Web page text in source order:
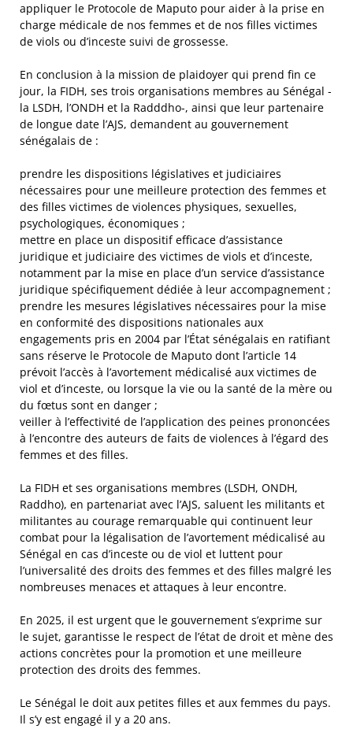
appliquer le Protocole de Maputo pour aider à la prise en
charge médicale de nos femmes et de nos filles victimes
de viols ou d’inceste suivi de grossesse.
En conclusion à la mission de plaidoyer qui prend fin ce
jour, la FIDH, ses trois organisations membres au Sénégal -
la LSDH, l’ONDH et la Radddho-, ainsi que leur partenaire
de longue date l’AJS, demandent au gouvernement
sénégalais de :
prendre les dispositions législatives et judiciaires
nécessaires pour une meilleure protection des femmes et
des filles victimes de violences physiques, sexuelles,
psychologiques, économiques ;
mettre en place un dispositif efficace d’assistance
juridique et judiciaire des victimes de viols et d’inceste,
notamment par la mise en place d’un service d’assistance
juridique spécifiquement dédiée à leur accompagnement ;
prendre les mesures législatives nécessaires pour la mise
en conformité des dispositions nationales aux
engagements pris en 2004 par l’État sénégalais en ratifiant
sans réserve le Protocole de Maputo dont l’article 14
prévoit l’accès à l’avortement médicalisé aux victimes de
viol et d’inceste, ou lorsque la vie ou la santé de la mère ou
du fœtus sont en danger ;
veiller à l’effectivité de l’application des peines prononcées
à l’encontre des auteurs de faits de violences à l’égard des
femmes et des filles.
La FIDH et ses organisations membres (LSDH, ONDH,
Raddho), en partenariat avec l’AJS, saluent les militants et
militantes au courage remarquable qui continuent leur
combat pour la légalisation de l’avortement médicalisé au
Sénégal en cas d’inceste ou de viol et luttent pour
l’universalité des droits des femmes et des filles malgré les
nombreuses menaces et attaques à leur encontre.
En 2025, il est urgent que le gouvernement s’exprime sur
le sujet, garantisse le respect de l’état de droit et mène des
actions concrètes pour la promotion et une meilleure
protection des droits des femmes.
Le Sénégal le doit aux petites filles et aux femmes du pays.
Il s’y est engagé il y a 20 ans.